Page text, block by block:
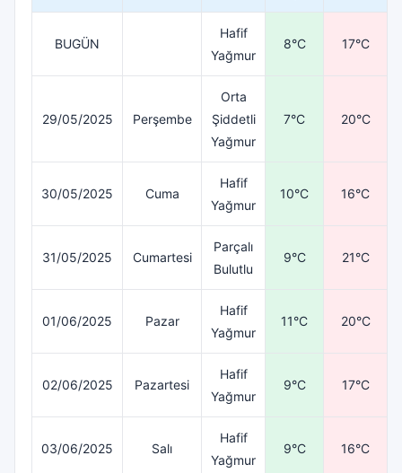
BUGÜN
Hafif
Yağmur
8°C 17°C
29/05/2025 Perşembe
Orta
Şiddetli
Yağmur
7°C 20°C
30/05/2025 Cuma
Hafif
Yağmur
10°C 16°C
31/05/2025 Cumartesi
Parçalı
Bulutlu
9°C 21°C
01/06/2025 Pazar
Hafif
Yağmur
11°C 20°C
02/06/2025 Pazartesi
Hafif
Yağmur
9°C 17°C
03/06/2025 Salı
Hafif
Yağmur
9°C 16°C